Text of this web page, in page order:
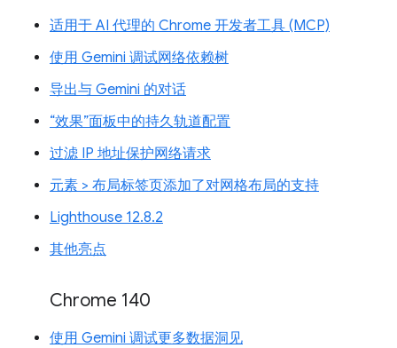
适用于 AI 代理的 Chrome 开发者工具 (MCP)
使用 Gemini 调试网络依赖树
导出与 Gemini 的对话
“效果”面板中的持久轨道配置
过滤 IP 地址保护网络请求
元素 > 布局标签页添加了对网格布局的支持
Lighthouse 12.8.2
其他亮点
Chrome 140
使用 Gemini 调试更多数据洞见